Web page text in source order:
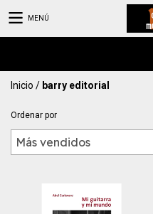
MENÚ
Inicio / barry editorial
Ordenar por